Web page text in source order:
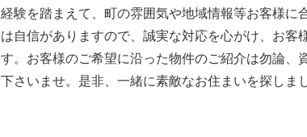
経験を踏まえて、町の雰囲気や地域情報等お客様
は自信がありますので、誠実な対応を心がけ、お客
す。お客様のご希望に沿った物件のご紹介は勿論
下さいませ。是非、一緒に素敵なお住まいを探しま